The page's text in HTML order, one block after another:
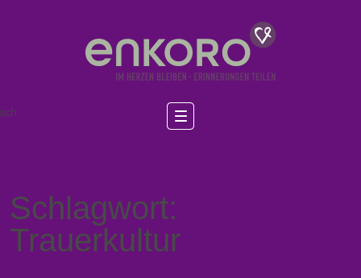
Schlagwort:
Trauerkultur